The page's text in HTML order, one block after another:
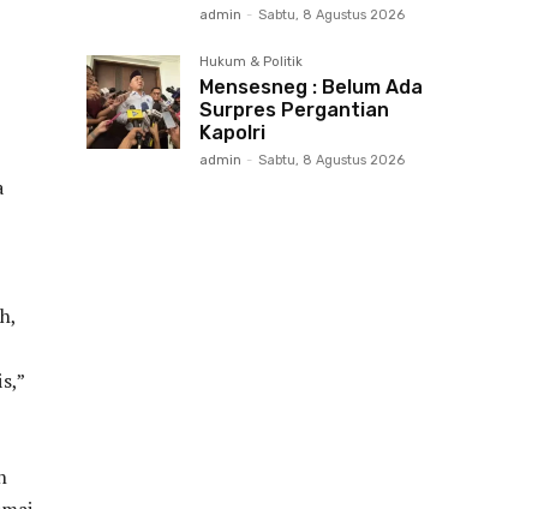
admin - Sabtu, 8 Agustus 2026
Hukum & Politik
Mensesneg : Belum Ada
Surpres Pergantian
Kapolri
admin - Sabtu, 8 Agustus 2026